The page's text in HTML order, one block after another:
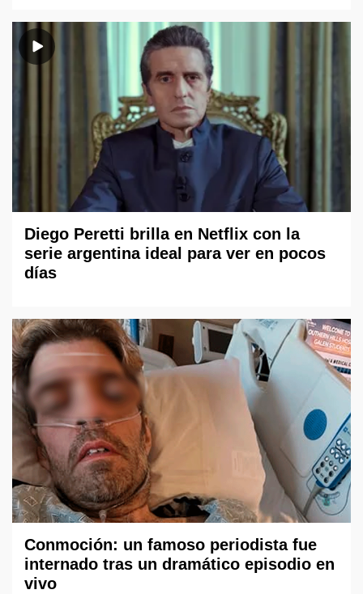
Diego Peretti brilla en Netflix con la
serie argentina ideal para ver en pocos
días
Conmoción: un famoso periodista fue
internado tras un dramático episodio en
vivo